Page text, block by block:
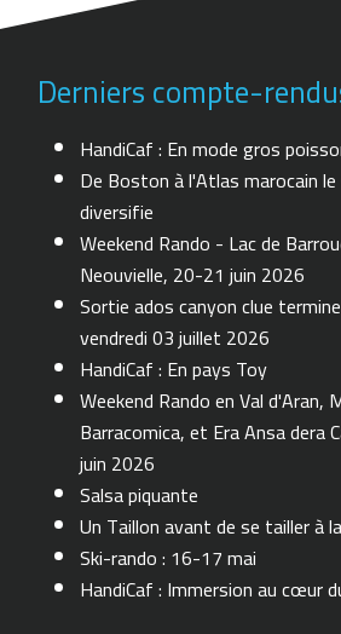
Derniers compte-
HandiCaf : En mode gros
De Boston à l'Atlas marocain le
diversifie
Weekend Rando - Lac de
Neouvielle, 20-21 juin 2026
Sortie ados canyon clue
vendredi 03 juillet 2026
HandiCaf : En pays Toy
Weekend Rando en Val d'Aran,
Barracomica, et Era Ansa dera
juin 2026
Salsa piquante
Un Taillon avant de se tailler à
Ski-rando : 16-17 mai
HandiCaf : Immersion au cœur